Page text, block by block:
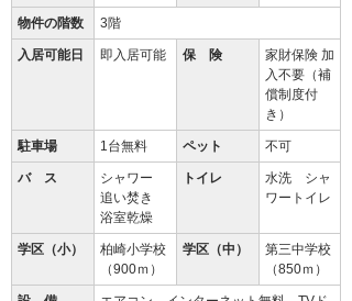
物件の階数 3階
入居可能日 即入居可能 保 険
家財保険 加
入不要（補
償制度付
き）
駐車場 1台無料 ペット 不可
バ ス
シャワー
追い焚き
浴室乾燥
トイレ
水洗 シャ
ワートイレ
学区（小）
柏崎小学校
（900ｍ）
学区（中）
第三中学校
（850ｍ）